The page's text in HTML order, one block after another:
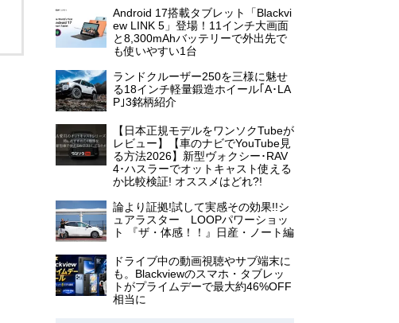
Android 17搭載タブレット「Blackvi
ew LINK 5」登場！11インチ大画面
と8,300mAhバッテリーで外出先で
も使いやすい1台
ランドクルーザー250を三様に魅せ
る18インチ軽量鍛造ホイール｢A･LA
P｣3銘柄紹介
【日本正規モデルをワンソクTubeが
レビュー】【車のナビでYouTube見
る方法2026】新型ヴォクシー･RAV
4･ハスラーでオットキャスト使える
か比較検証! オススメはどれ?!
論より証拠!試して実感その効果!!シ
ュアラスター LOOPパワーショッ
ト 『ザ・体感！！』日産・ノート編
ドライブ中の動画視聴やサブ端末に
も。Blackviewのスマホ・タブレッ
トがプライムデーで最大約46%OFF
相当に